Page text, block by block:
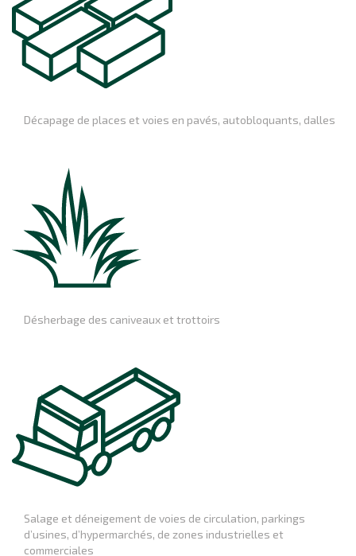
Décapage de places et voies en pavés, autobloquants, dalles
Désherbage des caniveaux et trottoirs
Salage et déneigement de voies de circulation, parkings
d’usines, d’hypermarchés, de zones industrielles et
commerciales